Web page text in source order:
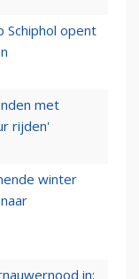
Schiphol opent
met
rijden'
winter
in: